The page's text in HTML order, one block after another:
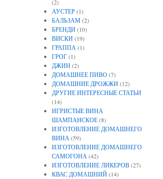
(2)
АУСТЕР(1)
БАЛЬЗАМ(2)
БРЕНДИ(10)
ВИСКИ(19)
ГРАППА(1)
ГРОГ(1)
ДЖИН(2)
ДОМАШНЕЕ ПИВО(7)
ДОМАШНИЕ ДРОЖЖИ(12)
ДРУГИЕ ИНТЕРЕСНЫЕ СТАТЬИ
(14)
ИГРИСТЫЕ ВИНА
ШАМПАНСКОЕ(8)
ИЗГОТОВЛЕНИЕ ДОМАШНЕГО
ВИНА(59)
ИЗГОТОВЛЕНИЕ ДОМАШНЕГО
САМОГОНА(42)
ИЗГОТОВЛЕНИЕ ЛИКЕРОВ(27)
КВАС ДОМАШНИЙ(14)